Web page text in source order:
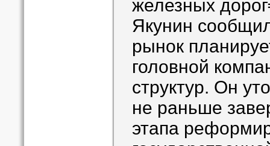
железных
Якунин
рынок
головной
структур. Он
не раньше
этапа